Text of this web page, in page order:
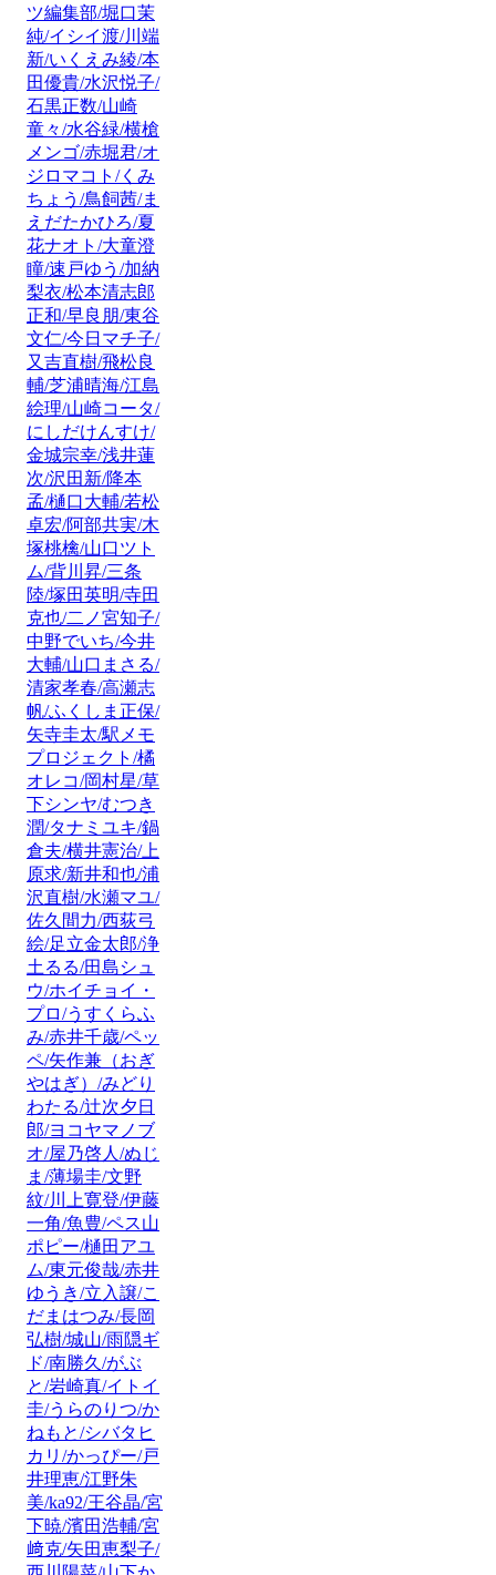
ツ編集部/堀口茉
純/イシイ渡/川端
新/いくえみ綾/本
田優貴/水沢悦子/
石黒正数/山崎
童々/水谷緑/横槍
メンゴ/赤堀君/オ
ジロマコト/くみ
ちょう/鳥飼茜/ま
えだたかひろ/夏
花ナオト/大童澄
瞳/速戸ゆう/加納
梨衣/松本清志郎
正和/早良朋/東谷
文仁/今日マチ子/
又吉直樹/飛松良
輔/芝浦晴海/江島
絵理/山崎コータ/
にしだけんすけ/
金城宗幸/浅井蓮
次/沢田新/降本
孟/樋口大輔/若松
卓宏/阿部共実/木
塚桃檎/山口ツト
ム/背川昇/三条
陸/塚田英明/寺田
克也/二ノ宮知子/
中野でいち/今井
大輔/山口まさる/
清家孝春/高瀬志
帆/ふくしま正保/
矢寺圭太/駅メモ
プロジェクト/橘
オレコ/岡村星/草
下シンヤ/むつき
潤/タナミユキ/鍋
倉夫/横井憲治/上
原求/新井和也/浦
沢直樹/水瀬マユ/
佐久間力/西荻弓
絵/足立金太郎/浄
土るる/田島シュ
ウ/ホイチョイ・
プロ/うすくらふ
み/赤井千歳/ペッ
ペ/矢作兼（おぎ
やはぎ）/みどり
わたる/辻次夕日
郎/ヨコヤマノブ
オ/屋乃啓人/ぬじ
ま/薄場圭/文野
紋/川上寛登/伊藤
一角/魚豊/ペス山
ポピー/樋田アユ
ム/東元俊哉/赤井
ゆうき/立入譲/こ
だまはつみ/長岡
弘樹/城山/雨隠ギ
ド/南勝久/がぶ
と/岩崎真/イトイ
圭/うらのりつ/か
ねもと/シバタヒ
カリ/かっぴー/戸
井理恵/江野朱
美/ka92/王谷晶/宮
下暁/濱田浩輔/宮
﨑克/矢田恵梨子/